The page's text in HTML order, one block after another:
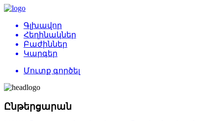
Գլխավոր
Հեղինակներ
Բաժիններ
Կարգեր
Մուտք գործել
Ընթերցարան